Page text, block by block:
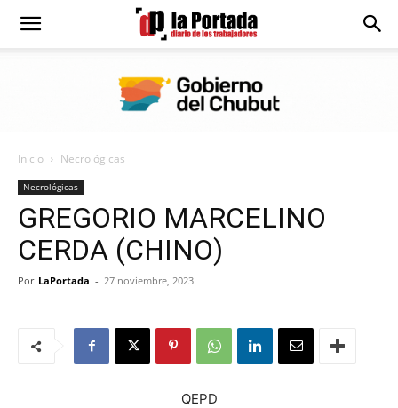
Diario
Portada
Inicio Necrológicas
Necrológicas
GREGORIO MARCELINO
CERDA (CHINO)
Por LaPortada - 27 noviembre, 2023
QEPD